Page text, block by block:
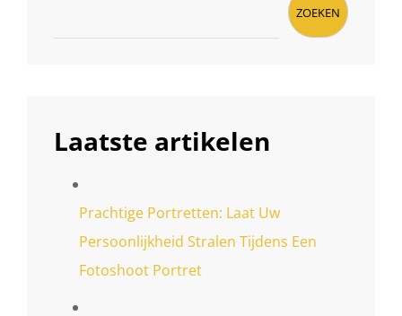
ZOEKEN
Laatste artikelen
Prachtige Portretten: Laat Uw
Persoonlijkheid Stralen Tijdens Een
Fotoshoot Portret